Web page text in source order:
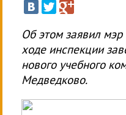
Об этом заявил
ходе инспекции
нового учебного
Медведково.